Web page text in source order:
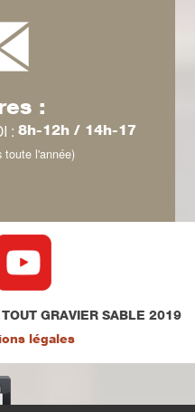
:
:8h-12h / 14h-17
toute l'année)
GRAVIER SABLE 2019
légales